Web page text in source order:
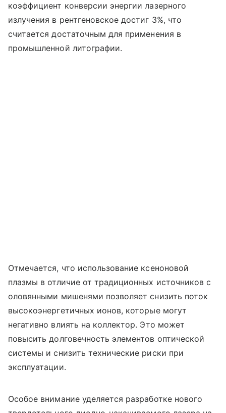
коэффициент конверсии энергии лазерного
излучения в рентгеновское достиг 3%, что
считается достаточным для применения в
промышленной литографии.
Отмечается, что использование ксеноновой
плазмы в отличие от традиционных источников с
оловянными мишенями позволяет снизить поток
высокоэнергетичных ионов, которые могут
негативно влиять на коллектор. Это может
повысить долговечность элементов оптической
системы и снизить технические риски при
эксплуатации.
Особое внимание уделяется разработке нового